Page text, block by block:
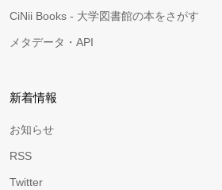
CiNii Books - 大学図書館の本をさがす
メタデータ・API
新着情報
お知らせ
RSS
Twitter